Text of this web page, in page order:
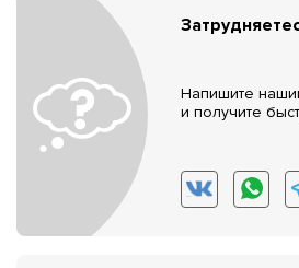
Напишите
и получите